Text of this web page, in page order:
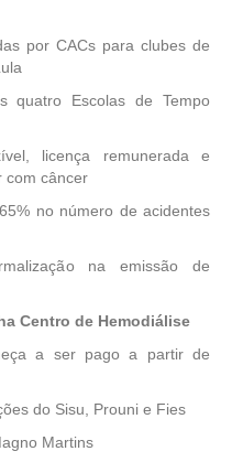
por CACs para clubes de
quatro Escolas de Tempo
licença remunerada e
com câncer
no número de acidentes
na emissão de
Centro de Hemodiálise
a ser pago a partir de
do Sisu, Prouni e Fies
Martins